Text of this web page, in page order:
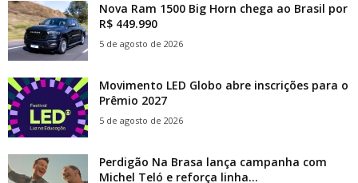
Nova Ram 1500 Big Horn chega ao Brasil por
R$ 449.990
5 de agosto de 2026
Movimento LED Globo abre inscrições para o
Prêmio 2027
5 de agosto de 2026
Perdigão Na Brasa lança campanha com
Michel Teló e reforça linha...